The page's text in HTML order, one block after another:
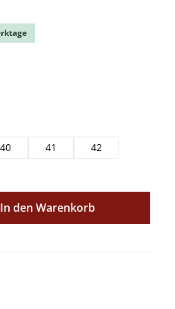
40 41
42
Wert
In den Warenkorb